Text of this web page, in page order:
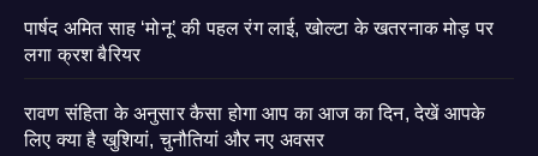
पार्षद अमित साह ‘मोनू’ की पहल रंग लाई, खोल्टा के खतरनाक मोड़ पर
लगा क्रश बैरियर
रावण संहिता के अनुसार कैसा होगा आप का आज का दिन, देखें आपके
लिए क्या है खुशियां, चुनौतियां और नए अवसर